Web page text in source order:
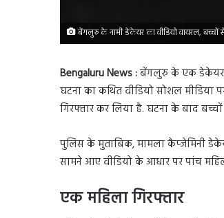
बेंगलुरु के नामी डेकेयर का वीडियो वायरल, बच्चों
Bengaluru News :बेंगलुरु के एक डेकेयर
घटना का कथित वीडियो सोशल
गिरफ्तार कर लिया है. घटना के बाद
पुलिस के मुताबिक, मामला कैप्जेमिनी
सामने आए वीडियो के आधार पर पांच
एक महिला गिरफ्तार